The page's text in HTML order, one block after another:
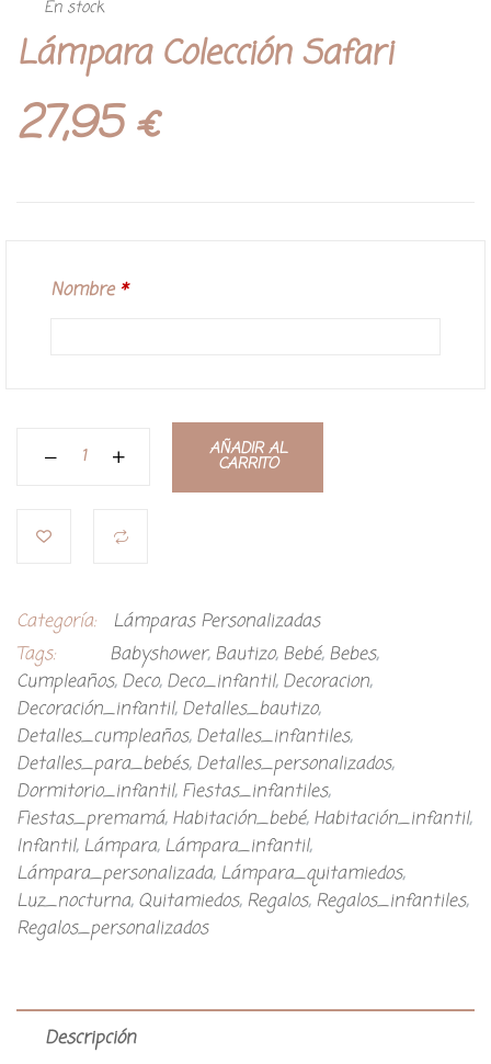
En stock
Lámpara Colección Safari
27,95€
Nombre *
AÑADIR AL
CARRITO
Categoría:
Lámparas Personalizadas
Tags:
Babyshower, Bautizo, Bebé, Bebes,
Cumpleaños, Deco, Deco_infantil, Decoracion,
Decoración_infantil, Detalles_bautizo,
Detalles_cumpleaños, Detalles_infantiles,
Detalles_para_bebés, Detalles_personalizados,
Dormitorio_infantil, Fiestas_infantiles,
Fiestas_premamá, Habitación_bebé, Habitación_infantil,
Infantil, Lámpara, Lámpara_infantil,
Lámpara_personalizada, Lámpara_quitamiedos,
Luz_nocturna, Quitamiedos, Regalos, Regalos_infantiles,
Regalos_personalizados
Descripción